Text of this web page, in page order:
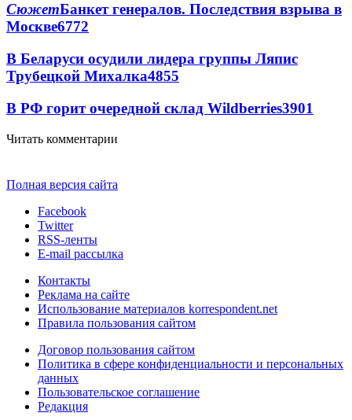
СюжетБанкет генералов. Последствия взрыва в
Москве6772
В Беларуси осудили лидера группы Ляпис
Трубецкой Михалка4855
В РФ горит очередной склад Wildberries3901
Читать комментарии
Полная версия сайта
Facebook
Twitter
RSS-ленты
E-mail рассылка
Контакты
Реклама на сайте
Использование материалов korrespondent.net
Правила пользования сайтом
Договор пользования сайтом
Политика в сфере конфиденциальности и персональных
данных
Пользовательское соглашение
Редакция